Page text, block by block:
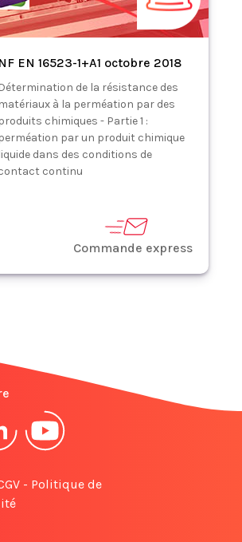
NF EN 16523-1+A1 octobre 2018
Détermination de la résistance des
matériaux à la perméation par des
produits chimiques - Partie 1 :
perméation par un produit chimique
liquide dans des conditions de
continu
Commande express
- Politique de